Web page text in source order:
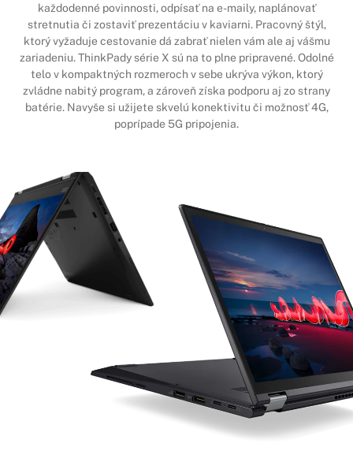
každodenné povinnosti, odpísať na e-maily, naplánovať
stretnutia či zostaviť prezentáciu v kaviarni. Pracovný štýl,
ktorý vyžaduje cestovanie dá zabrať nielen vám ale aj vášmu
zariadeniu. ThinkPady série X sú na to plne pripravené. Odolné
telo v kompaktných rozmeroch v sebe ukrýva výkon, ktorý
zvládne nabitý program, a zároveň získa podporu aj zo strany
batérie. Navyše si užijete skvelú konektivitu či možnosť 4G,
poprípade 5G pripojenia.